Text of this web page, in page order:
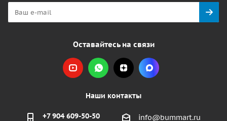
Оставайтесь на связи
Наши контакты
+7 904 609-50-50 info@bummart.ru